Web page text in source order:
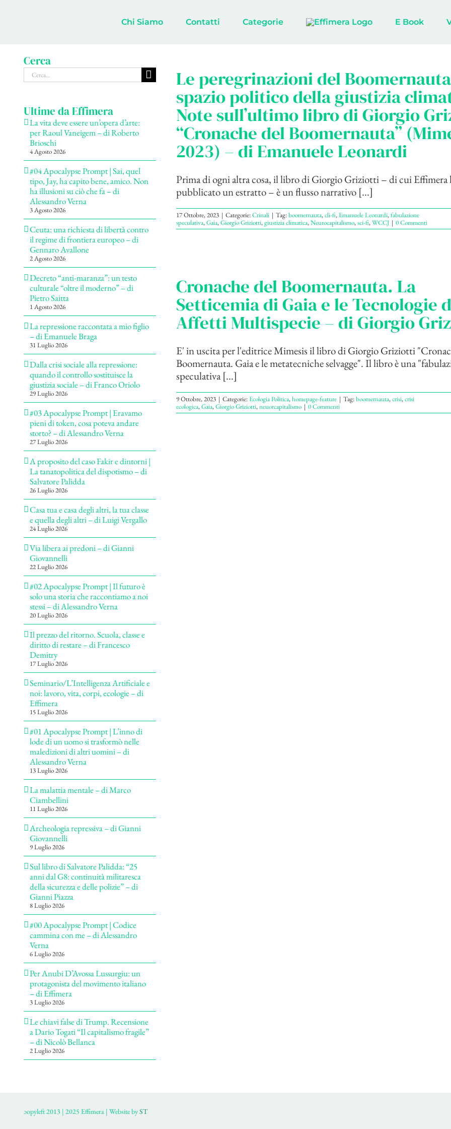
Chi Siamo Contatti Categorie E Book
Le peregrinazioni del
spazio politico della giustizia
Note sull’ultimo libro di Giorgio
“Cronache del Boomernauta”
2023) – di Emanuele Leonardi
Prima di ogni altra cosa, il libro di Giorgio Griziotti – di cui Effimera
pubblicato un estratto – è un flusso narrativo [...]
17 Ottobre, 2023 | Categorie:Crinali | Tag:boomernauta,cli-fi,Emanuele Leonardi,fabulazione
speculativa,Gaia,Giorgio Griziotti,giustizia climatica,Neurocapitalismo,sci-fi,WCCJ | 0 Commenti
Cronache del Boomernauta. La
Setticemia di Gaia e le Tecnologie
Affetti Multispecie – di Giorgio
E' in uscita per l'editrice Mimesis il libro di Giorgio Griziotti
Boomernauta. Gaia e le metatecniche selvagge". Il libro è una
speculativa [...]
9 Ottobre, 2023 | Categorie:Ecologia Politica,homepage-feature | Tag:boomernauta,crisi,crisi
ecologica,Gaia,Giorgio Griziotti,neuorcapitalismo | 0 Commenti
Cerca
Cerca
per:
Ultime da Effimera
La vita deve essere un’opera d’arte:
per Raoul Vaneigem – di Roberto
Brioschi
4 Agosto 2026
#04 Apocalypse Prompt | Sai, quel
tipo, Jay, ha capito bene, amico. Non
ha illusioni su ciò che fa – di
Alessandro Verna
3 Agosto 2026
Ceuta: una richiesta di libertà contro
il regime di frontiera europeo – di
Gennaro Avallone
2 Agosto 2026
Decreto “anti-maranza”: un testo
culturale “oltre il moderno” – di
Pietro Saitta
1 Agosto 2026
La repressione raccontata a mio figlio
– di Emanuele Braga
31 Luglio 2026
Dalla crisi sociale alla repressione:
quando il controllo sostituisce la
giustizia sociale – di Franco Oriolo
29 Luglio 2026
#03 Apocalypse Prompt | Eravamo
pieni di token, cosa poteva andare
storto? – di Alessandro Verna
27 Luglio 2026
A proposito del caso Fakir e dintorni |
La tanatopolitica del dispotismo – di
Salvatore Palidda
26 Luglio 2026
Casa tua e casa degli altri, la tua classe
e quella degli altri – di Luigi Vergallo
24 Luglio 2026
Via libera ai predoni – di Gianni
Giovannelli
22 Luglio 2026
#02 Apocalypse Prompt | Il futuro è
solo una storia che raccontiamo a noi
stessi – di Alessandro Verna
20 Luglio 2026
Il prezzo del ritorno. Scuola, classe e
diritto di restare – di Francesco
Demitry
17 Luglio 2026
Seminario/L’Intelligenza Artificiale e
noi: lavoro, vita, corpi, ecologie – di
Effimera
15 Luglio 2026
#01 Apocalypse Prompt | L’inno di
lode di un uomo si trasformò nelle
maledizioni di altri uomini – di
Alessandro Verna
13 Luglio 2026
La malattia mentale – di Marco
Ciambellini
11 Luglio 2026
Archeologia repressiva – di Gianni
Giovannelli
9 Luglio 2026
Sul libro di Salvatore Palidda: “25
anni dal G8: continuità militaresca
della sicurezza e delle polizie” – di
Gianni Piazza
8 Luglio 2026
#00 Apocalypse Prompt | Codice
cammina con me – di Alessandro
Verna
6 Luglio 2026
Per Anubi D’Avossa Lussurgiu: un
protagonista del movimento italiano
– di Effimera
3 Luglio 2026
Le chiavi false di Trump. Recensione
a Dario Togati “Il capitalismo fragile”
– di Nicolò Bellanca
2 Luglio 2026
ɔopyleft 2013 | 2025 Effimera | Website byST